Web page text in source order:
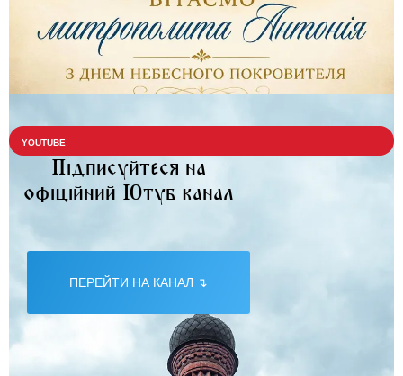
YOUTUBE
Підписуйтеся на
офіційний Ютуб канал
ПЕРЕЙТИ НА КАНАЛ ↴